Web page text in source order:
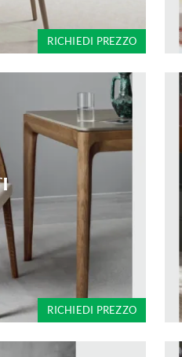
RICHIEDI PREZZO
RICHIEDI PREZZO